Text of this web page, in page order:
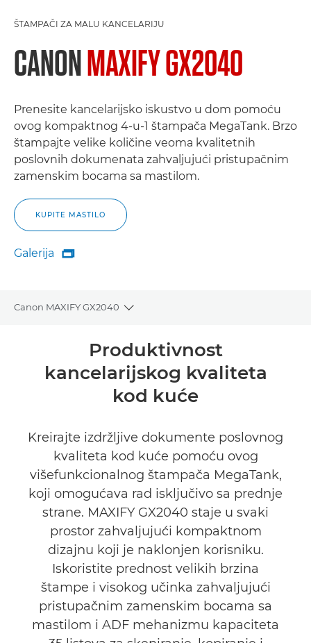
ŠTAMPAČI ZA MALU KANCELARIJU
CANONMAXIFY GX2040
Prenesite kancelarijsko iskustvo u dom pomoću
ovog kompaktnog 4-u-1 štampača MegaTank. Brzo
štampajte velike količine veoma kvalitetnih
poslovnih dokumenata zahvaljujući pristupačnim
zamenskim bocama sa mastilom.
KUPITE MASTILO
Galerija
Galerija

Canon MAXIFY GX2040
Toggle breadcrumbs
Specifikacije
KUPITE MASTILO
Produktivnost
kancelarijskog kvaliteta
kod kuće
Kreirajte izdržljive dokumente poslovnog
kvaliteta kod kuće pomoću ovog
višefunkcionalnog štampača MegaTank,
koji omogućava rad isključivo sa prednje
strane. MAXIFY GX2040 staje u svaki
prostor zahvaljujući kompaktnom
dizajnu koji je naklonjen korisniku.
Iskoristite prednost velikih brzina
štampe i visokog učinka zahvaljujući
pristupačnim zamenskim bocama sa
mastilom i ADF mehanizmu kapaciteta